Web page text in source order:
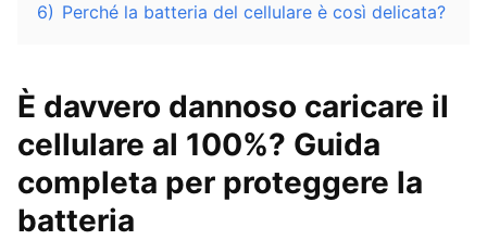
6) Perché la batteria del cellulare è così delicata?
È davvero dannoso caricare il
cellulare al 100%? Guida
completa per proteggere la
batteria